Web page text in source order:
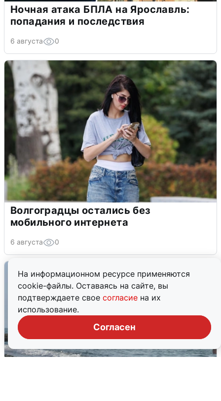
На информационном ресурсе применяются
cookie-файлы. Оставаясь на сайте, вы
подтверждаете свое согласие на их
использование.
Согласен
Ночная атака БПЛА на Ярославль:
попадания и последствия
6 августа 0
Волгоградцы остались без
мобильного интернета
6 августа 0